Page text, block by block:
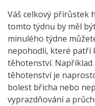
Váš celkový přírůstek
tomto týdnu by měl
minulého týdne
nepohodlí, které patří
těhotenství. Například
těhotenství je
bolest břicha nebo
vyprazdňování a